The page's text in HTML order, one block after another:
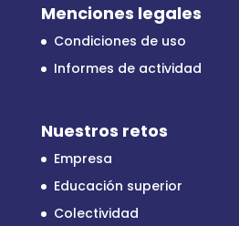
Menciones legales
Condiciones de uso
Informes de actividad
Nuestros retos
Empresa
Educación superior
Colectividad